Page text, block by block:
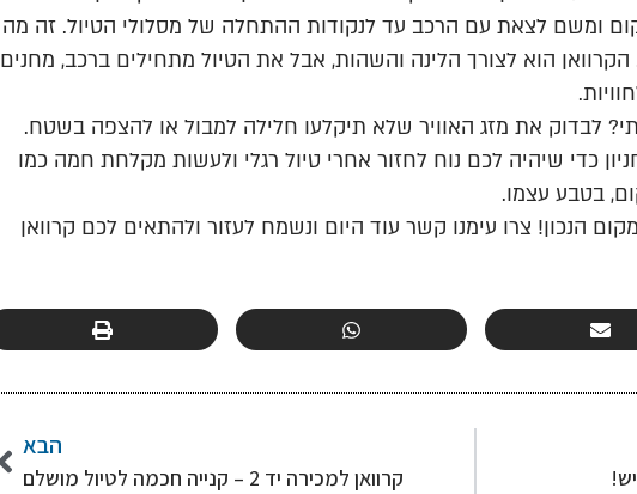
ומשם לצאת עם הרכב עד לנקודות ההתחלה של מסלולי הטיול. זה מה
הקרוואן הוא לצורך הלינה והשהות, אבל את הטיול מתחילים ברכב, מחנים
לבדוק את מזג האוויר שלא תיקלעו חלילה למבול או להצפה בשטח.
כדי שיהיה לכם נוח לחזור אחרי טיול רגלי ולעשות מקלחת חמה כמו
בטבע עצמו.
הנכון! צרו עימנו קשר עוד היום ונשמח לעזור ולהתאים לכם קרוואן
הבא
קרוואן למכירה יד 2 – קנייה חכמה לטיול מושלם